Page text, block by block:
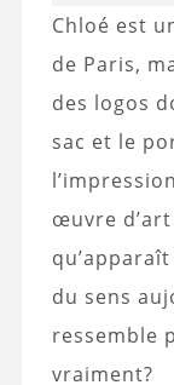
Chloé est
de Paris,
des logos
sac et le
œuvre d’art
du sens
ressemble
vraiment?